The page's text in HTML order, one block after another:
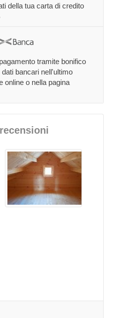
della tua carta di credito
tramite bonifico
bancari nell'ultimo
online o nella pagina